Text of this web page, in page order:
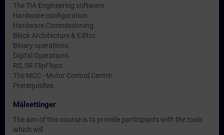
The TIA Engineering software
Hardware configuration.
Hardware Commissioning.
Block Architecture & Editor.
Binary operations.
Digital Operations
RS, SR FlipFlops
The MCC - Motor Control Centre
Prerequisites
Målsettinger
The aim of this course is to provide participants with the tools
which will